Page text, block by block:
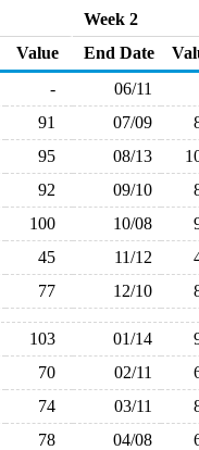
Week 2
Value End Date
-
06/11
91 07/09
95 08/13
92 09/10
100 10/08
45 11/12
77 12/10
103 01/14
70 02/11
74 03/11
78 04/08